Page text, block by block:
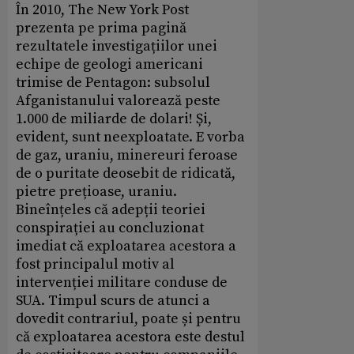
În 2010, The New York Post
prezenta pe prima pagină
rezultatele investigațiilor unei
echipe de geologi americani
trimise de Pentagon: subsolul
Afganistanului valorează peste
1.000 de miliarde de dolari! Și,
evident, sunt neexploatate. E vorba
de gaz, uraniu, minereuri feroase
de o puritate deosebit de ridicată,
pietre prețioase, uraniu.
Bineînțeles că adepții teoriei
conspirației au concluzionat
imediat că exploatarea acestora a
fost principalul motiv al
intervenției militare conduse de
SUA. Timpul scurs de atunci a
dovedit contrariul, poate și pentru
că exploatarea acestora este destul